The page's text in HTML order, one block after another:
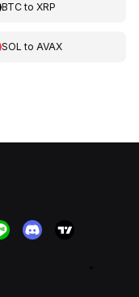
BTCto XRP
SOL to AVAX